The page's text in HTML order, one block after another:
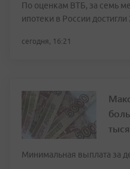
По оценкам ВТБ, за семь
ипотеки в России достигли
сегодня, 16:21
Минимальная выплата за